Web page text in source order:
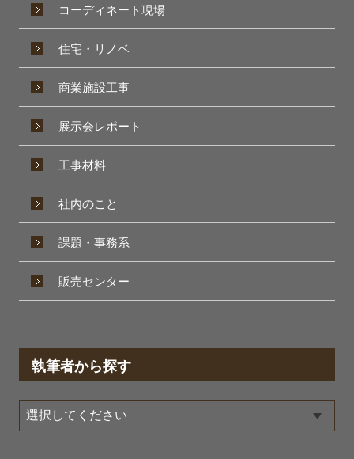
コーディネート現場
住宅・リノベ
商業施設工事
展示会レポート
工事材料
社内のこと
課題・事務系
販売センター
執筆者から探す